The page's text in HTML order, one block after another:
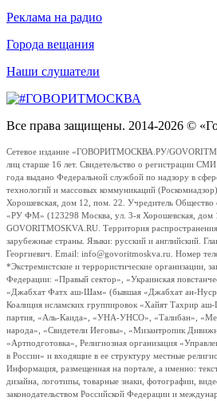
Реклама на радио
Города вещания
Наши слушатели
Все права защищены. 2014-2026 ©
Сетевое издание «ГОВОРИТМОСКВА.РУ/
лиц старше 16 лет. Свидетельство о регистрации
года выдано Федеральной службой по надзору в
технологий и массовых коммуникаций
Хорошевская, дом 12, пом. 22. Учредитель Общество
«РУ ФМ» (123298 Москва, ул. 3-я Хорошевская, дом
GOVORITMOSKVA.RU. Территория
зарубежные страны. Языки: русский и английский.
Георгиевич. Email: info@govoritmoskva.ru. Номер
*Экстремистские и террористические организации,
Федерации: «Правый сектор», «Украинская
«Джабхат Фатх аш-Шам» (бывшая «Джабхат ан-
Коалиция исламских группировок «Хайят Тахрир
партия, «Аль-Каида», «УНА-УНСО», «Талибан»,
народа», «Свидетели Иеговы», «Мизантропик
«Артподготовка», Религиозная организация
в России» и входящие в ее структуру местные
Информация, размещенная на портале, а именно:
дизайна, логотипы, товарные знаки, фотографии,
законодательством Российской Федерации и